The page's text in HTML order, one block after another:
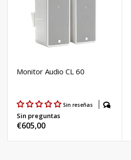
Monitor Audio CL 60
Sin reseñas
Sin preguntas
Precio
€605,00